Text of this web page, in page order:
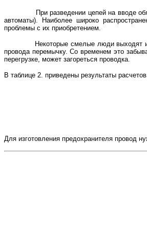
При разведении цепей на вводе
автоматы). Наиболее широко
проблемы с их приобретением.
Некоторые смелые люди выходят из
провода перемычку. Со временем это
перегрузке, может загореться проводка.
В таблице 2. приведены результаты
Для изготовления предохранителя провод